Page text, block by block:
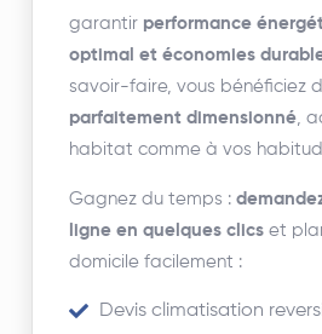
garantir performance
optimal et économies
savoir-faire, vous bénéficiez
parfaitement dimensionné ,
habitat comme à vos
Gagnez du temps :
ligne en quelques clics et
domicile facilement :
Devis climatisation